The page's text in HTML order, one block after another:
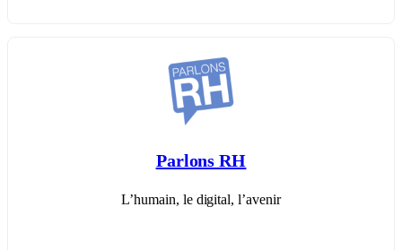
Parlons RH
L’humain, le digital, l’avenir